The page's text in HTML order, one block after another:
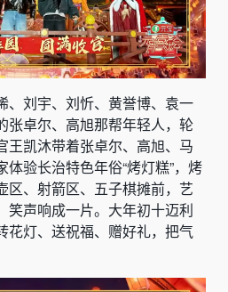
、刘宇、刘忻、黄誉博、袁一
张卓尔、高旭那帮年轻人，轮
王凯沐带着张卓尔、高旭、马
验长治特色年俗“烤灯糕”，烤
区、射箭区、五子棋摊前，艺
笑声响成一片。大年初十迈利
花灯、送祝福、赠好礼，把气